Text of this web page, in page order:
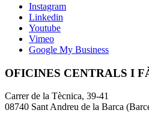
Instagram
Linkedin
Youtube
Vimeo
Google My Business
OFICINES CENTRALS I
Carrer de la Tècnica, 39-41
08740 Sant Andreu de la Barca